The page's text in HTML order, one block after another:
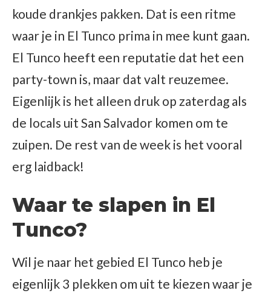
koude drankjes pakken. Dat is een ritme
waar je in El Tunco prima in mee kunt gaan.
El Tunco heeft een reputatie dat het een
party-town is, maar dat valt reuzemee.
Eigenlijk is het alleen druk op zaterdag als
de locals uit San Salvador komen om te
zuipen. De rest van de week is het vooral
erg laidback!
Waar te slapen in El
Tunco?
Wil je naar het gebied El Tunco heb je
eigenlijk 3 plekken om uit te kiezen waar je